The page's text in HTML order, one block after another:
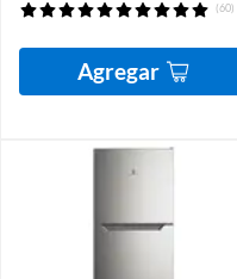
(60)
Agregar